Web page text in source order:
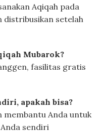
Aqiqah pada
distribusikan setelah
Mubarok?
fasilitas gratis
apakah bisa?
membantu Anda untuk
sendiri